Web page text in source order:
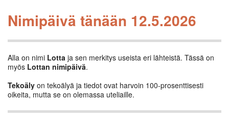
Nimipäivä tänään 12.5.2026
Alla on nimi Lotta ja sen merkitys useista eri lähteistä. Tässä on
myös Lottan nimipäivä.
Tekoäly on tekoälyä ja tiedot ovat harvoin 100-prosenttisesti
oikeita, mutta se on olemassa uteliaille.